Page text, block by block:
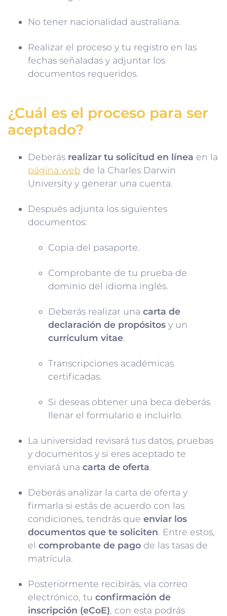
No tener nacionalidad australiana.
Realizar el proceso y tu registro en las
fechas señaladas y adjuntar los
documentos requeridos.
¿Cuál es el proceso para ser
aceptado?
Deberás realizar tu solicitud en línea en la
página web de la Charles Darwin
University y generar una cuenta.
Después adjunta los siguientes
documentos:
Copia del pasaporte.
Comprobante de tu prueba de
dominio del idioma inglés.
Deberás realizar una carta de
declaración de propósitos y un
currículum vitae.
Transcripciones académicas
certificadas.
Si deseas obtener una beca deberás
llenar el formulario e incluirlo.
La universidad revisará tus datos, pruebas
y documentos y si eres aceptado te
enviará una carta de oferta.
Deberás analizar la carta de oferta y
firmarla si estás de acuerdo con las
condiciones, tendrás que enviar los
documentos que te soliciten. Entre estos,
el comprobante de pago de las tasas de
matrícula.
Posteriormente recibirás, vía correo
electrónico, tu confirmación de
inscripción (eCoE), con esta podrás